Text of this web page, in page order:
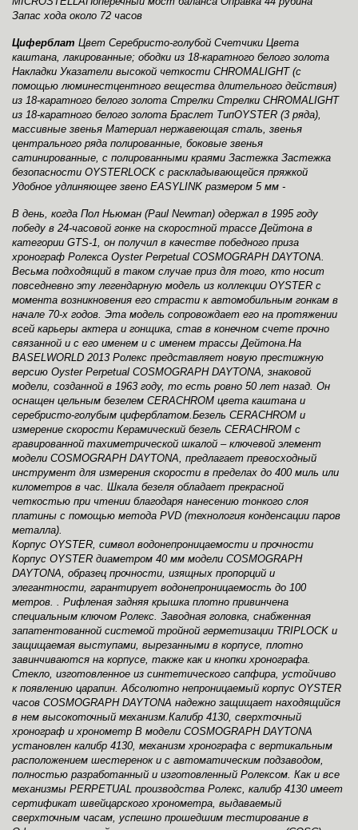
Запас хода около 72 часов
Циферблат Цвет Серебристо-голубой Счетчики Цвета
каштана, лакированные; ободки из 18-каратного белого золота
Накладки Указатели высокой четкости CHROMALIGHT (с
помощью люминестцентного вещества длительного действия)
из 18-каратного белого золота Стрелки Стрелки CHROMALIGHT
из 18-каратного белого золота Браслет ТипOYSTER (3 ряда),
массивные звенья Материал нержавеющая сталь, звенья
центрального ряда полированные, боковые звенья
сатинированные, с полированными краями Застежка Застежка
безопасности OYSTERLOCK с раскладывающейся пряжкой
Удобное удлиняющее звено EASYLINK размером 5 мм -
В день, когда Пол Ньюман (Paul Newman) одержал в 1995 году
победу в 24-часовой гонке на скоростной трассе Дейтона в
категории GTS-1, он получил в качестве победного приза
хронограф Ролекса Oyster Perpetual COSMOGRAPH DAYTONA.
Весьма подходящий в таком случае приз для того, кто носит
повседневно эту легендарную модель из коллекции OYSTER с
момента возникновения его страсти к автомобильным гонкам в
начале 70-х годов. Эта модель сопровождает его на протяжении
всей карьеры актера и гонщика, став в конечном счете прочно
связанной и с его именем и с именем трассы Дейтона.На
BASELWORLD 2013 Ролекс представляет новую престижную
версию Oyster Perpetual COSMOGRAPH DAYTONA, знаковой
модели, созданной в 1963 году, то есть ровно 50 лет назад. Он
оснащен цельным безелем CERACHROM цвета каштана и
серебристо-голубым циферблатом.Безель CERACHROM и
измерение скорости Керамический безель CERACHROM с
гравированной тахиметрической шкалой – ключевой элемент
модели COSMOGRAPH DAYTONA, предлагает превосходный
инструмент для измерения скорости в пределах до 400 миль или
километров в час. Шкала безеля обладает прекрасной
четкостью при чтении благодаря нанесению тонкого слоя
платины с помощью метода PVD (технология конденсации паров
металла).
Корпус OYSTER, символ водонепроницаемости и прочности
Корпус OYSTER диаметром 40 мм модели COSMOGRAPH
DAYTONA, образец прочности, изящных пропорций и
элегантности, гарантирует водонепроницаемость до 100
метров. . Рифленая задняя крышка плотно привинчена
специальным ключом Ролекс. Заводная головка, снабженная
запатентованной системой тройной герметизации TRIPLOCK и
защищаемая выступами, вырезанными в корпусе, плотно
завинчиваются на корпусе, также как и кнопки хронографа.
Стекло, изготовленное из синтетического сапфира, устойчиво
к появлению царапин. Абсолютно непроницаемый корпус OYSTER
часов COSMOGRAPH DAYTONA надежно защищает находящийся
в нем высокоточный механизм.Калибр 4130, сверхточный
хронограф и хронометр В модели COSMOGRAPH DAYTONA
установлен калибр 4130, механизм хронографа с вертикальным
расположением шестеренок и с автоматическим подзаводом,
полностью разработанный и изготовленный Ролексом. Как и все
механизмы PERPETUAL производства Ролекс, калибр 4130 имеет
сертификат швейцарского хронометра, выдаваемый
сверхточным часам, успешно прошедшим тестирование в